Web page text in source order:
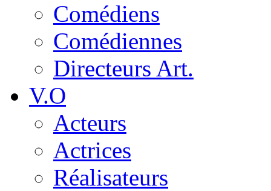
Comédiens
Comédiennes
Directeurs Art.
V.O
Acteurs
Actrices
Réalisateurs